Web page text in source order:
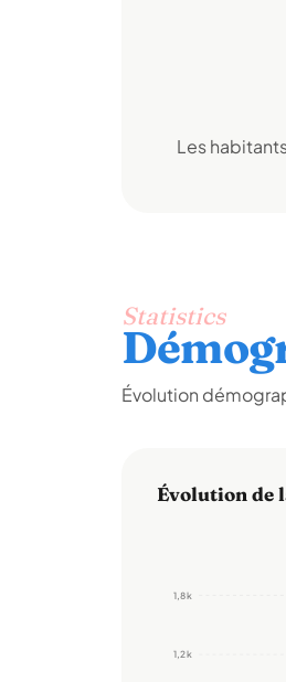
Les
Statistics
Évolution
Évolution de
1,2 k
1,8 k